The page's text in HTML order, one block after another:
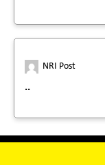
NRI Post
..